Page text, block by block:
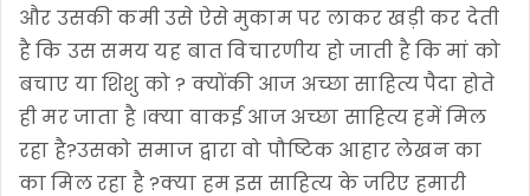
और उसकी कमी उसे ऐसे मुकाम पर लाकर खड़ी कर देती
है कि उस समय यह बात विचारणीय हो जाती है कि मां को
बचाए या शिशु को ? क्योंकी आज अच्छा साहित्य पैदा होते
ही मर‌ जाता है ।क्या वाकई आज अच्छा साहित्य हमें मिल
रहा है?उसको समाज द्वारा वो पौष्टिक आहार लेखन का
का मिल रहा है ?क्या हम इस साहित्य के जरिए हमारी